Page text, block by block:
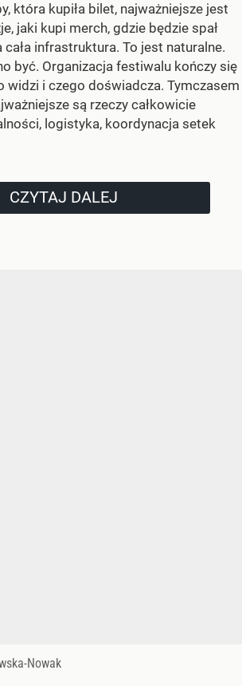
która kupiła bilet, najważniejsze jest
jaki kupi merch, gdzie będzie spał
cała infrastruktura. To jest naturalne.
być. Organizacja festiwalu kończy się
widzi i czego doświadcza. Tymczasem
są rzeczy całkowicie
logistyka, koordynacja setek
CZYTAJ DALEJ
Nowak